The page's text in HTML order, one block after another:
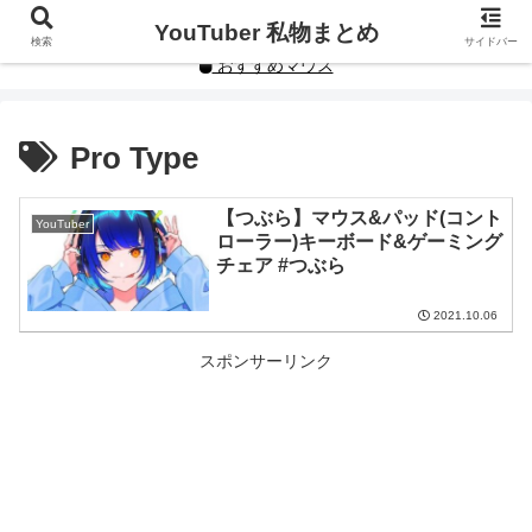
YouTuberや人気インフルエンサーの私物まとめです。
おすすめマウス
Pro Type
YouTuber
【つぶら】マウス&パッド(コント
ローラー)キーボード&ゲーミング
チェア #つぶら
2021.10.06
スポンサーリンク
検索 YouTuber 私物まとめ サイドバー